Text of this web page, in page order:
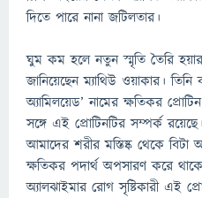
দিতে পারে নানা জটিলতার।
ঘুম কম হলে নতুন স্মৃতি তৈরি হয়ার
জানিয়েছেন ম্যাথিউ ওয়াকার।
অ্যামিলয়েড’ নামের ক্ষতিকর
সঙ্গে এই প্রোটিনটির সম্পর্ক
আমাদের শরীর মস্তিষ্ক থেকে
ক্ষতিকর পদার্থ অপসারণ করে
অ্যালঝাইমার রোগ সৃষ্টিকারী এই